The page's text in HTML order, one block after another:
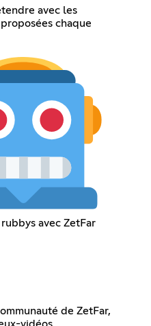
avec les
chaque
avec ZetFar
de ZetFar,